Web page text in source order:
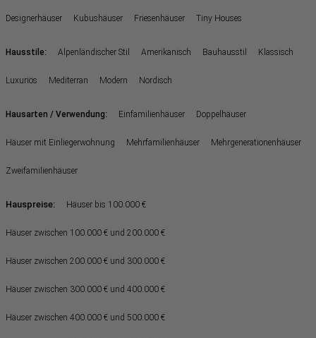
Designerhäuser Kubushäuser Friesenhäuser Tiny Houses
Hausstile: Alpenländischer Stil Amerikanisch Bauhausstil Klassisch
Luxuriös Mediterran Modern Nordisch
Hausarten / Verwendung: Einfamilienhäuser Doppelhäuser
Häuser mit Einliegerwohnung Mehrfamilienhäuser Mehrgenerationenhäuser
Zweifamilienhäuser
Hauspreise: Häuser bis 100.000 €
Häuser zwischen 100.000 € und 200.000 €
Häuser zwischen 200.000 € und 300.000 €
Häuser zwischen 300.000 € und 400.000 €
Häuser zwischen 400.000 € und 500.000 €